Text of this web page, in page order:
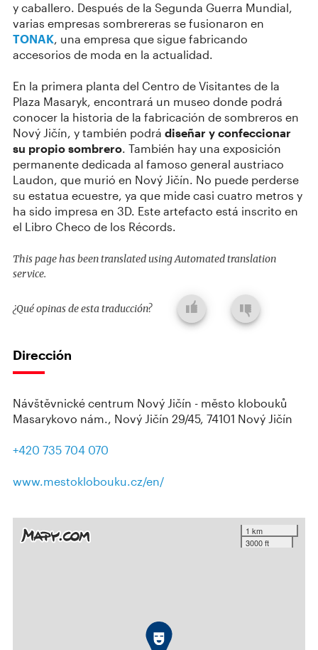
y caballero. Después de la Segunda Guerra Mundial,
varias empresas sombrereras se fusionaron en
TONAK, una empresa que sigue fabricando
accesorios de moda en la actualidad.
En la primera planta del Centro de Visitantes de la
Plaza Masaryk, encontrará un museo donde podrá
conocer la historia de la fabricación de sombreros en
Nový Jičín, y también podrá diseñar y confeccionar
su propio sombrero. También hay una exposición
permanente dedicada al famoso general austriaco
Laudon, que murió en Nový Jičín. No puede perderse
su estatua ecuestre, ya que mide casi cuatro metros y
ha sido impresa en 3D. Este artefacto está inscrito en
el Libro Checo de los Récords.
This page has been translated using Automated translation
service.
¿Qué opinas de esta traducción?
Dirección
Návštěvnické centrum Nový Jičín - město klobouků
Masarykovo nám., Nový Jičín 29/45, 74101 Nový Jičín
+420 735 704 070
www.mestoklobouku.cz/en/
1 km
3000 ft